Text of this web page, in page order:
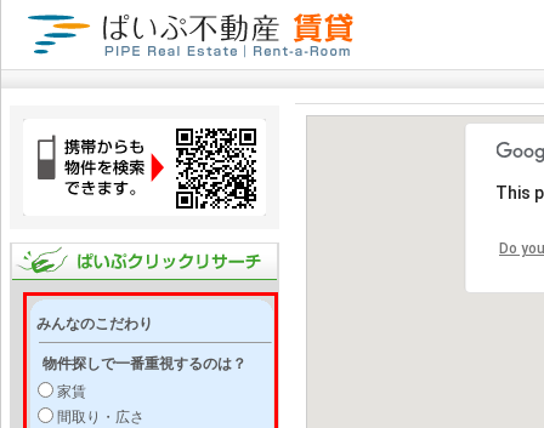
みんなのこだわり
物件探しで一番重視するのは？
家賃
間取り・広さ
This
Do